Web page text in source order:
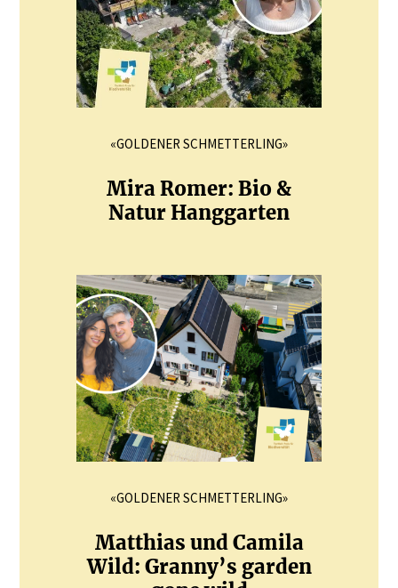
«GOLDENER SCHMETTERLING»
Mira Romer: Bio &
Natur Hanggarten
«GOLDENER SCHMETTERLING»
Matthias und Camila
Wild: Granny’s garden